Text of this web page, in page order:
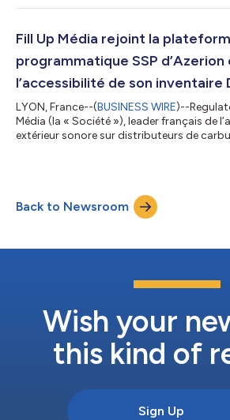
2026. Au titre du contrat de liquidité
moyens suivants figuraient au compte de
titres : 14 494...
Fill Up Média rejoint la
programmatique SSP
l’accessibilité de son inventaire
LYON, France--(BUSINESS WIRE)--
Média (la « Société »), leader français de
extérieur sonore sur distributeurs de
Directrice Marketing & Communication de
: « L’ouverture de notre inventaire au SSP
Back to Newsroom
Wish your
this kind of
Sign Up